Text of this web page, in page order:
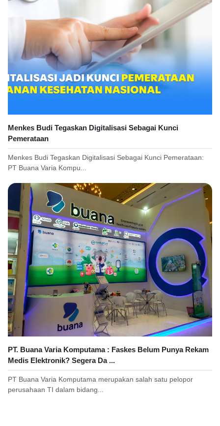
Menkes Budi Tegaskan Digitalisasi Sebagai Kunci
Pemerataan
Menkes Budi Tegaskan Digitalisasi Sebagai Kunci Pemerataan:
PT Buana Varia Kompu...
PT. Buana Varia Komputama : Faskes Belum Punya Rekam
Medis Elektronik? Segera Da ...
PT Buana Varia Komputama merupakan salah satu pelopor
perusahaan TI dalam bidang...